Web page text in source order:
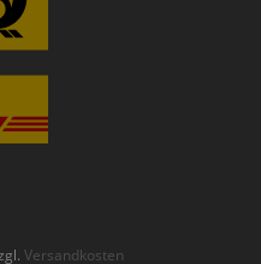
Versandkosten